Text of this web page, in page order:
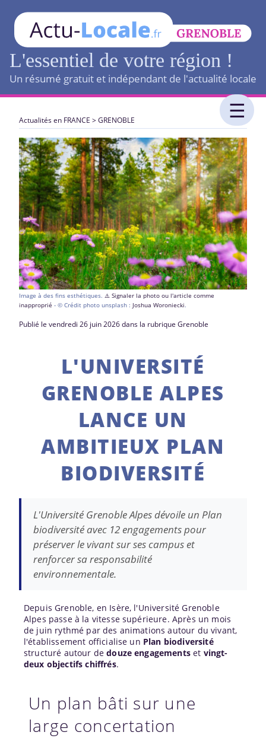
L'essentiel de votre région !
Un résumé gratuit et indépendant de l'actualité locale
Actualités en FRANCE >GRENOBLE
Image à des fins esthétiques. ⚠️ Signaler la photo ou l'article comme
inapproprié - © Crédit photo unsplash : Joshua Woroniecki.
Publié le vendredi 26 juin 2026 dans la rubrique Grenoble
L'UNIVERSITÉ
GRENOBLE ALPES
LANCE UN
AMBITIEUX PLAN
BIODIVERSITÉ
L'Université Grenoble Alpes dévoile un Plan
biodiversité avec 12 engagements pour
préserver le vivant sur ses campus et
renforcer sa responsabilité
environnementale.
Depuis Grenoble, en Isère, l'Université Grenoble
Alpes passe à la vitesse supérieure. Après un mois
de juin rythmé par des animations autour du vivant,
l'établissement officialise un Plan biodiversité
structuré autour dedouze engagementset vingt-
deux objectifs chiffrés.
Un plan bâti sur une
large concertation